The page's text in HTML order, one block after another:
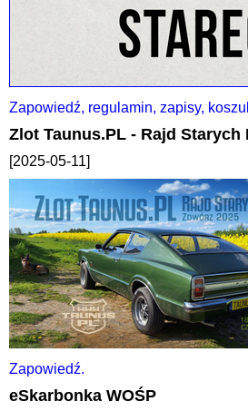
Zapowiedź, regulamin, zapisy,
Zlot Taunus.PL - Rajd Starych
[2025-05-11]
Zapowiedź.
eSkarbonka WOŚP